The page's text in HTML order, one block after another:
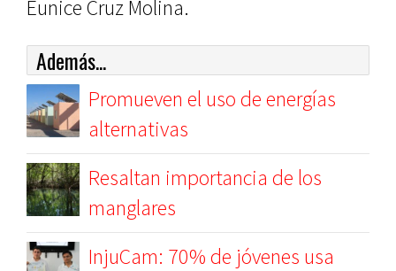
Eunice Cruz Molina.
Además...
Promueven el uso de energías
alternativas
Resaltan importancia de los
manglares
InjuCam: 70% de jóvenes usa